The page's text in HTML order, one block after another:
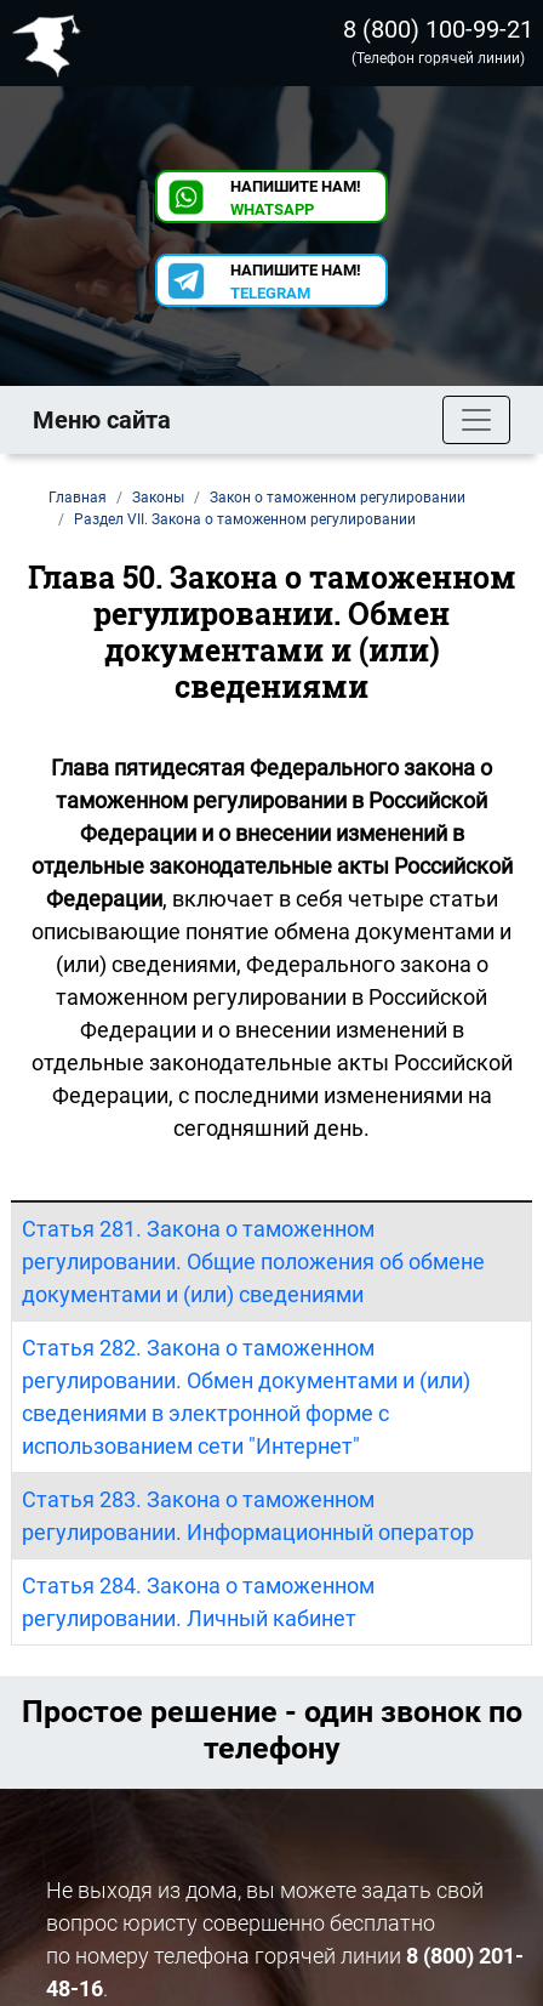
8 (800) 100-99-21
(Телефон горячей линии)
НАПИШИТЕ НАМ!
WHATSAPP
НАПИШИТЕ НАМ!
TELEGRAM
Меню сайта
Главная Законы
Закон о таможенном регулировании
Раздел VII. Закона о таможенном регулировании
Глава 50. Закона о таможенном
регулировании. Обмен
документами и (или)
сведениями
Глава пятидесятая Федерального закона о
таможенном регулировании в Российской
Федерации и о внесении изменений в
отдельные законодательные акты Российской
Федерации, включает в себя четыре статьи
описывающие понятие обмена документами и
(или) сведениями, Федерального закона о
таможенном регулировании в Российской
Федерации и о внесении изменений в
отдельные законодательные акты Российской
Федерации, с последними изменениями на
сегодняшний день.
Статья 281. Закона о таможенном
регулировании. Общие положения об обмене
документами и (или) сведениями
Статья 282. Закона о таможенном
регулировании. Обмен документами и (или)
сведениями в электронной форме с
использованием сети "Интернет"
Статья 283. Закона о таможенном
регулировании. Информационный оператор
Статья 284. Закона о таможенном
регулировании. Личный кабинет
Простое решение - один звонок по
телефону
Не выходя из дома, вы можете задать свой
вопрос юристу совершенно бесплатно
по номеру телефона горячей линии 8 (800) 201-
48-16.